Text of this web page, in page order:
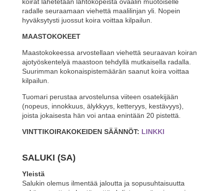
radalle seuraamaan viehettä maalilinjan yli. Nopein
hyväksytysti juossut koira voittaa kilpailun.
MAASTOKOKEET
Maastokokeessa arvostellaan viehettä seuraavan koiran
ajotyöskentelyä maastoon tehdyllä mutkaisella radalla.
Suurimman kokonaispistemäärän saanut koira voittaa
kilpailun.
Tuomari perustaa arvostelunsa viiteen osatekijään
(nopeus, innokkuus, älykkyys, ketteryys, kestävyys),
joista jokaisesta hän voi antaa enintään 20 pistettä.
VINTTIKOIRAKOKEIDEN SÄÄNNÖT: LINKKI
SALUKI (SA)
Yleistä
Salukin olemus ilmentää jaloutta ja sopusuhtaisuutta